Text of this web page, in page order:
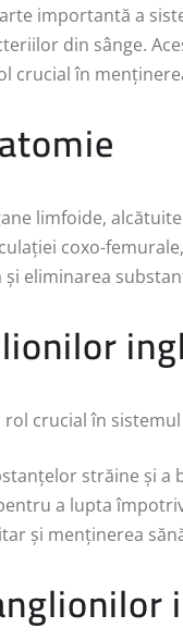
importantă a
din sânge.
crucial în
limfoide,
coxo-
eliminarea
rol crucial în
străine și a
a lupta
și menținerea